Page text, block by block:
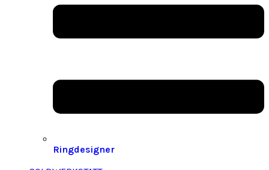
Ringdesigner